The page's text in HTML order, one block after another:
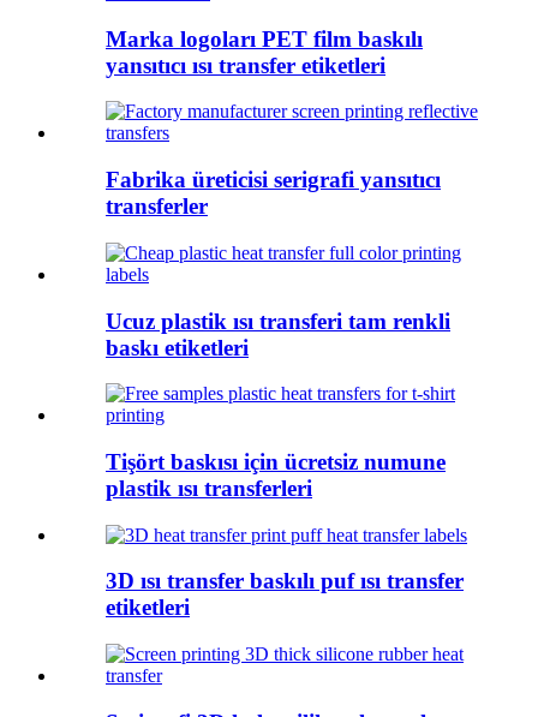
Marka logoları PET film baskılı
yansıtıcı ısı transfer etiketleri
Fabrika üreticisi serigrafi yansıtıcı
transferler
Ucuz plastik ısı transferi tam renkli
baskı etiketleri
Tişört baskısı için ücretsiz numune
plastik ısı transferleri
3D ısı transfer baskılı puf ısı transfer
etiketleri